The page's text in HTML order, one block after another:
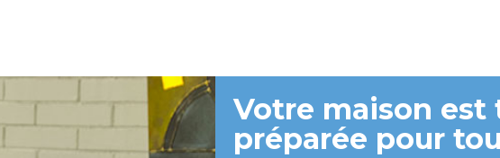
Votre maison
préparée pour